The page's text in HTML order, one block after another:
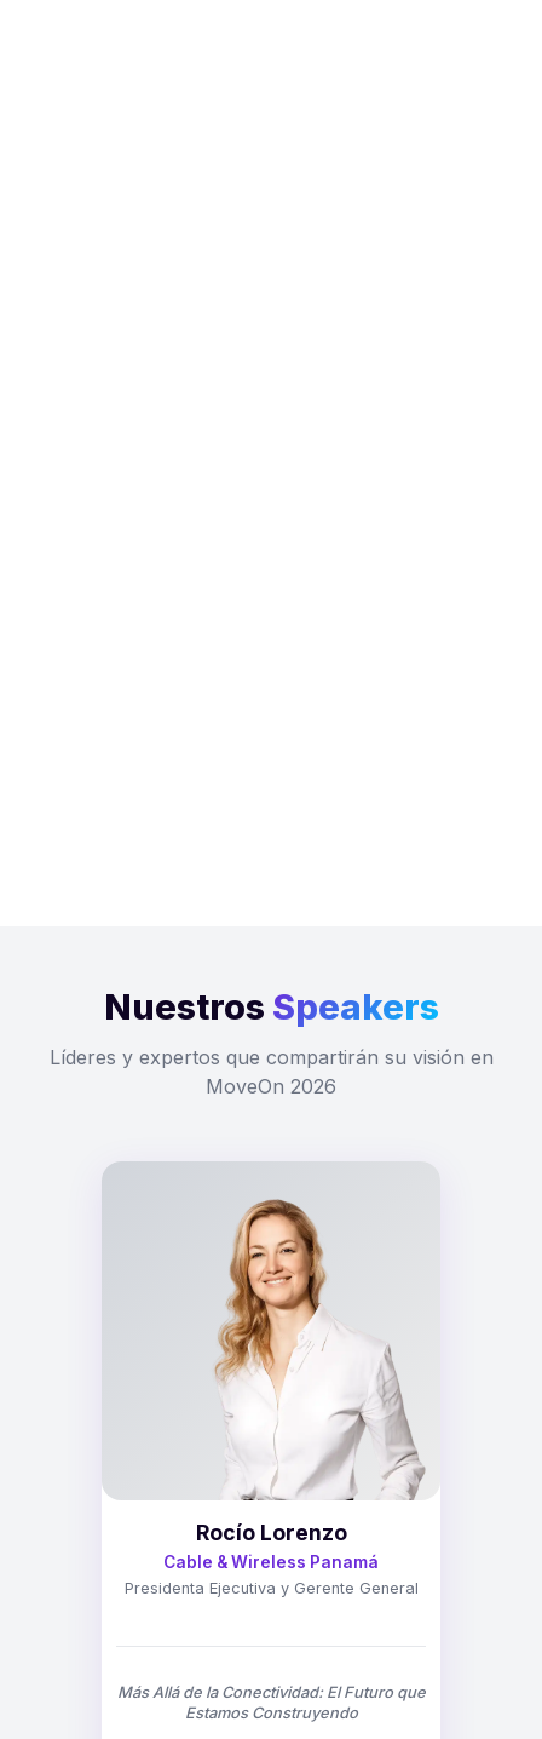
Nuestros Speakers
Líderes y expertos que compartirán su visión en
MoveOn 2026
Rocío Lorenzo
Cable & Wireless Panamá
Presidenta Ejecutiva y Gerente General
Más Allá de la Conectividad: El Futuro que
Estamos Construyendo